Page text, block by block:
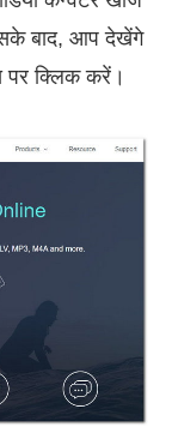
बाद, आप देखेंगे
क्लिक करें।